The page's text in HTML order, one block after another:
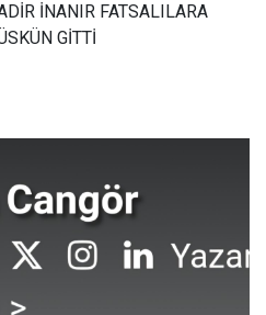
İNANIR FATSALILARA
GİTTİ